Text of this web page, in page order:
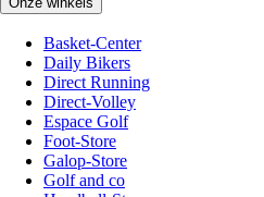
Basket-Center
Daily Bikers
Direct Running
Direct-Volley
Espace Golf
Foot-Store
Galop-Store
Golf and co